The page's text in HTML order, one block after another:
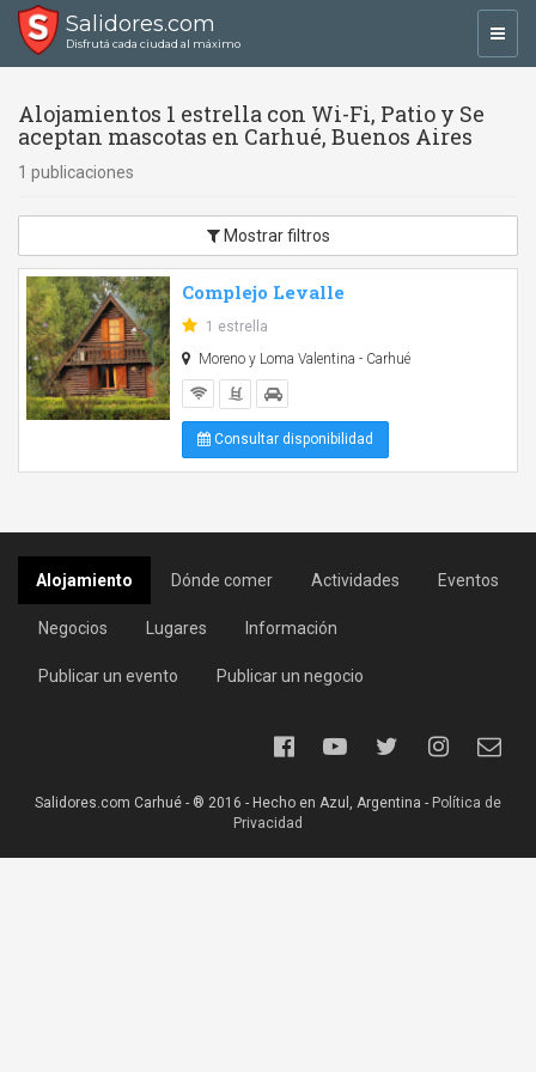
Salidores.com
Disfrutá cada ciudad al máximo
Alojamientos 1 estrella con Wi-Fi, Patio y Se
aceptan mascotas en Carhué, Buenos Aires
1 publicaciones
Mostrar filtros
Complejo Levalle
1 estrella
Moreno y Loma Valentina - Carhué
Consultar disponibilidad
Alojamiento Dónde comer Actividades Eventos
Negocios Lugares Información
Publicar un evento Publicar un negocio
Salidores.com Carhué - ® 2016 - Hecho en Azul, Argentina - Política de
Privacidad